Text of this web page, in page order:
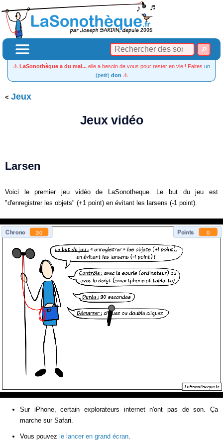
⚠️ LaSonothèque a du mal... elle a besoin de vous pour rester en vie ! Faites un
(petit) don ⚠️
Jeux
Jeux vidéo
Larsen
Voici le premier jeu vidéo de LaSonotheque. Le but du jeu est
"d'enregistrer les objets" (+1 point) en évitant les larsens (-1 point).
Sur iPhone, certain explorateurs internet n'ont pas de son. Ça
marche sur Safari.
Vous pouvez le lancer en grand écran.